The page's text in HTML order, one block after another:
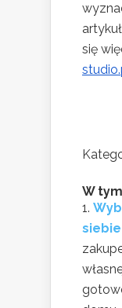
się
W
siebie